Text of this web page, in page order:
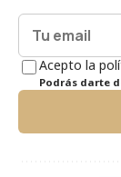
Acepto la
Podrás darte